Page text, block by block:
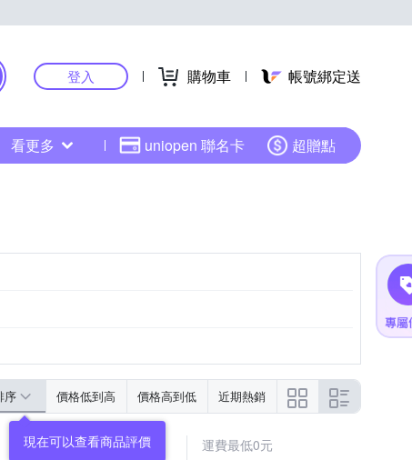
登入 購物車 帳號綁定送
看更多 uniopen 聯名卡 超贈點
序 價格低到高 價格高到低 近期熱銷
現在可以查看商品評價 運費最低0元